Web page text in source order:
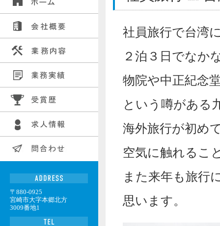
社員旅行で台湾
２泊３日でなか
物院や中正紀念
という噂がある
海外旅行が初め
空気に触れるこ
また来年も旅行
思います。
〒880-0925
宮崎市大字本郷北方
3009番地1